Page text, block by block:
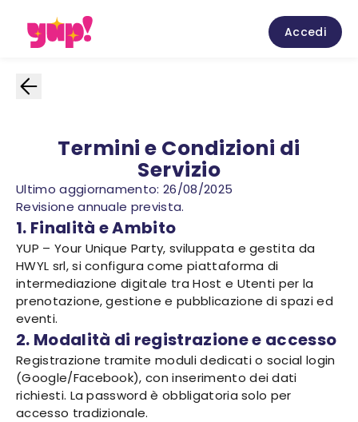
Accedi
Termini e Condizioni di
Servizio
Ultimo aggiornamento: 26/08/2025
Revisione annuale prevista.
1. Finalità e Ambito
YUP – Your Unique Party, sviluppata e gestita da
HWYL srl, si configura come piattaforma di
intermediazione digitale tra Host e Utenti per la
prenotazione, gestione e pubblicazione di spazi ed
eventi.
2. Modalità di registrazione e accesso
Registrazione tramite moduli dedicati o social login
(Google/Facebook), con inserimento dei dati
richiesti. La password è obbligatoria solo per
accesso tradizionale.